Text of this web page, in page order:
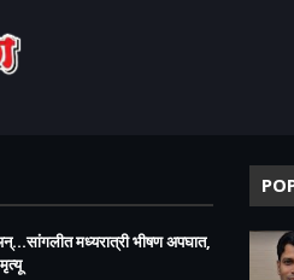
मध्यरात्री भीषण अपघात,